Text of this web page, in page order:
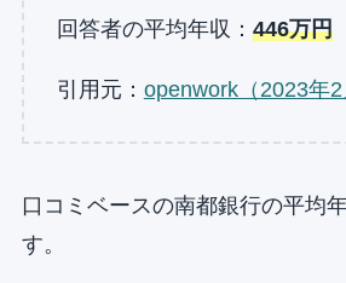
回答者の平均年収： 446万円
引用元： openwork（2023年2
口コミベースの南都銀行の平均
す。